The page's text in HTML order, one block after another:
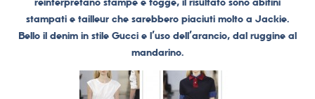
stampati e tailleur che sarebbero piaciuti molto a Jackie.
Bello il denim in stile Gucci e l’uso dell’arancio, dal ruggine al
mandarino.